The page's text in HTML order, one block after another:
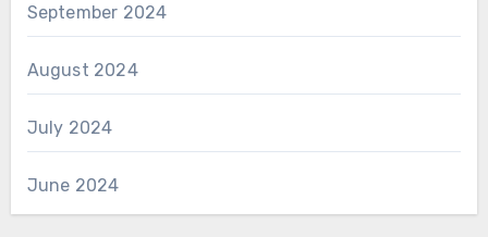
September 2024
August 2024
July 2024
June 2024